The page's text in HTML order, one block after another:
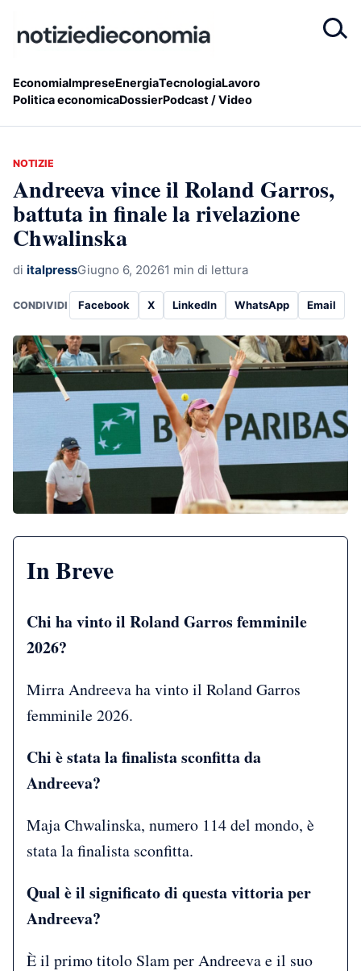
EconomiaImpreseEnergiaTecnologiaLavoro
Politica economicaDossierPodcast / Video
NOTIZIE
Andreeva vince il Roland Garros,
battuta in finale la rivelazione
Chwalinska
di italpressGiugno 6, 20261 min di lettura
CONDIVIDI Facebook X LinkedIn WhatsApp Email
In Breve
Chi ha vinto il Roland Garros femminile
2026?
Mirra Andreeva ha vinto il Roland Garros
femminile 2026.
Chi è stata la finalista sconfitta da
Andreeva?
Maja Chwalinska, numero 114 del mondo, è
stata la finalista sconfitta.
Qual è il significato di questa vittoria per
Andreeva?
È il primo titolo Slam per Andreeva e il suo